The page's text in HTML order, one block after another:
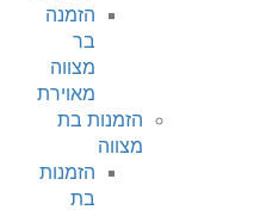
הזמנה
בר
מצווה
מאוירת
הזמנות בת
מצווה
הזמנות
בת